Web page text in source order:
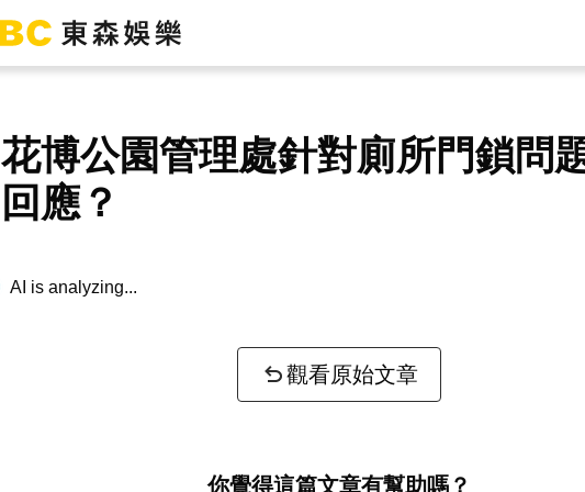
花博公園管理處針對廁所門鎖問
回應？
Building context...
觀看原始文章
你覺得這篇文章有幫助嗎？